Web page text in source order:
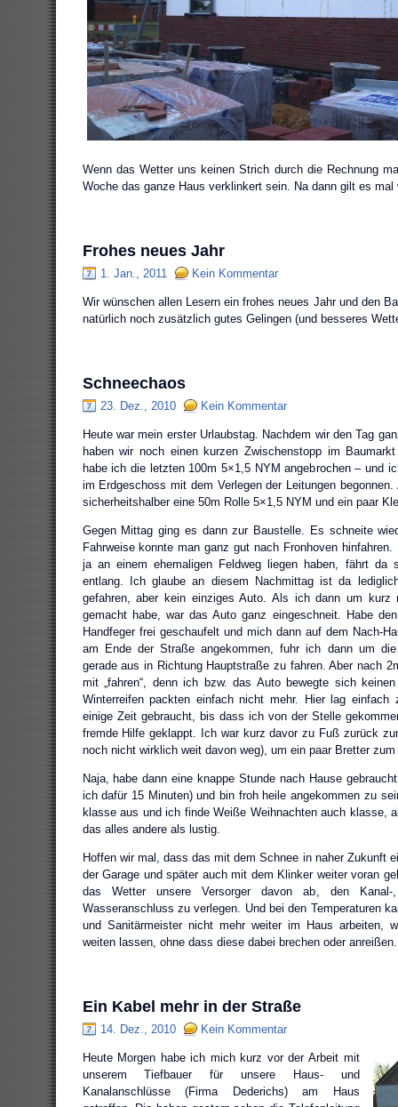
Wenn das Wetter uns keinen Strich durch die Rechnung
Woche das ganze Haus verklinkert sein. Na dann gilt es mal
Frohes neues Jahr
1. Jan., 2011 Kein Kommentar
Wir wünschen allen Lesern ein frohes neues Jahr und den
natürlich noch zusätzlich gutes Gelingen (und besseres
Schneechaos
23. Dez., 2010 Kein Kommentar
Heute war mein erster Urlaubstag. Nachdem wir den Tag
haben wir noch einen kurzen Zwischenstopp im
habe ich die letzten 100m 5×1,5 NYM angebrochen – und
im Erdgeschoss mit dem Verlegen der Leitungen
sicherheitshalber eine 50m Rolle 5×1,5 NYM und ein paar
Gegen Mittag ging es dann zur Baustelle. Es schneite
Fahrweise konnte man ganz gut nach Fronhoven
ja an einem ehemaligen Feldweg liegen haben, fährt da
entlang. Ich glaube an diesem Nachmittag ist da
gefahren, aber kein einziges Auto. Als ich dann um kurz
gemacht habe, war das Auto ganz eingeschneit. Habe
Handfeger frei geschaufelt und mich dann auf dem Nach-
am Ende der Straße angekommen, fuhr ich dann um
gerade aus in Richtung Hauptstraße zu fahren. Aber nach
mit „fahren“, denn ich bzw. das Auto bewegte sich
Winterreifen packten einfach nicht mehr. Hier lag einfach
einige Zeit gebraucht, bis dass ich von der Stelle
fremde Hilfe geklappt. Ich war kurz davor zu Fuß zurück
noch nicht wirklich weit davon weg), um ein paar Bretter
Naja, habe dann eine knappe Stunde nach Hause
ich dafür 15 Minuten) und bin froh heile angekommen zu
klasse aus und ich finde Weiße Weihnachten auch klasse,
das alles andere als lustig.
Hoffen wir mal, dass das mit dem Schnee in naher Zukunft
der Garage und später auch mit dem Klinker weiter voran
das Wetter unsere Versorger davon ab, den
Wasseranschluss zu verlegen. Und bei den Temperaturen
und Sanitärmeister nicht mehr weiter im Haus arbeiten,
weiten lassen, ohne dass diese dabei brechen oder anreißen.
Ein Kabel mehr in der Straße
14. Dez., 2010 Kein Kommentar
Heute Morgen habe ich mich kurz vor der Arbeit mit
unserem Tiefbauer für unsere Haus- und
Kanalanschlüsse (Firma Dederichs) am Haus